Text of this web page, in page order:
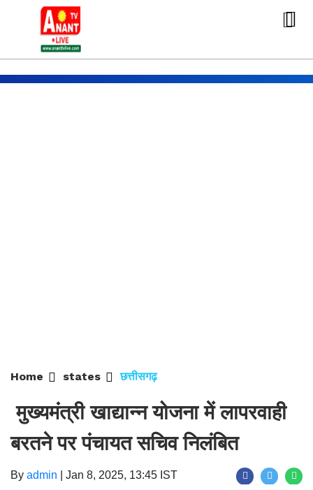
Home states छत्तीसगढ़
मुख्यमंत्री खाद्यान्न योजना में लापरवाही
बरतने पर पंचायत सचिव निलंबित
By admin Jan 8, 2025, 13:45 IST